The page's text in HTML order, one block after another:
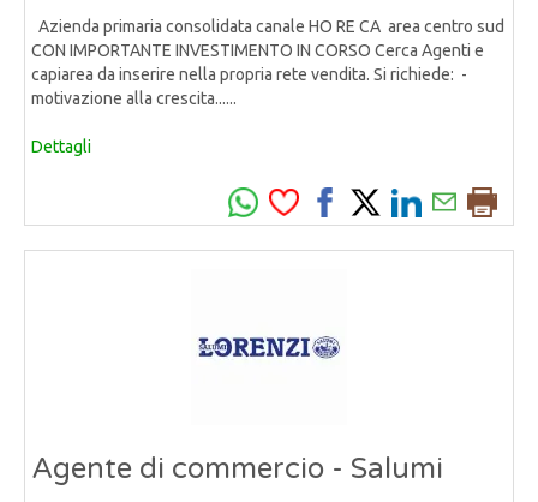
Azienda primaria consolidata canale HO RE CA area centro sud
CON IMPORTANTE INVESTIMENTO IN CORSO Cerca Agenti e
capiarea da inserire nella propria rete vendita. Si richiede: -
motivazione alla crescita......
Dettagli
Agente di commercio - Salumi